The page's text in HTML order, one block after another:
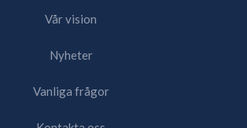
Vår vision
Nyheter
Vanliga frågor